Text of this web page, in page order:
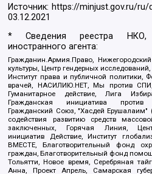
Источник: https://minjust.gov.ru/
03.12.2021
* Сведения реестра НКО,
иностранного агента:
Гражданин.Армия.Право,
культуры, Центр гендерных
Институт права и публичной политики,
врачей, НАСИЛИЮ.НЕТ, Мы против
Гуманитарное действие, Лига
Гражданская инициатива против
Гражданский Союз, "Хасдей Ерушалаим"
содействия развитию средств
заключенных, Горячая Линия,
инициатив Действие, Институт
ВМЕСТЕ, Благотворительный фонд
граждан, Благотворительный фонд
Тольятти, Новое время, Серебряная
Анна, Проект Апрель, Самарская